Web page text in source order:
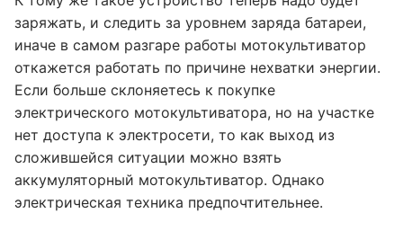
заряжать, и следить за уровнем заряда батареи,
иначе в самом разгаре работы мотокультиватор
откажется работать по причине нехватки энергии.
Если больше склоняетесь к покупке
электрического мотокультиватора, но на участке
нет доступа к электросети, то как выход из
сложившейся ситуации можно взять
аккумуляторный мотокультиватор. Однако
электрическая техника предпочтительнее.